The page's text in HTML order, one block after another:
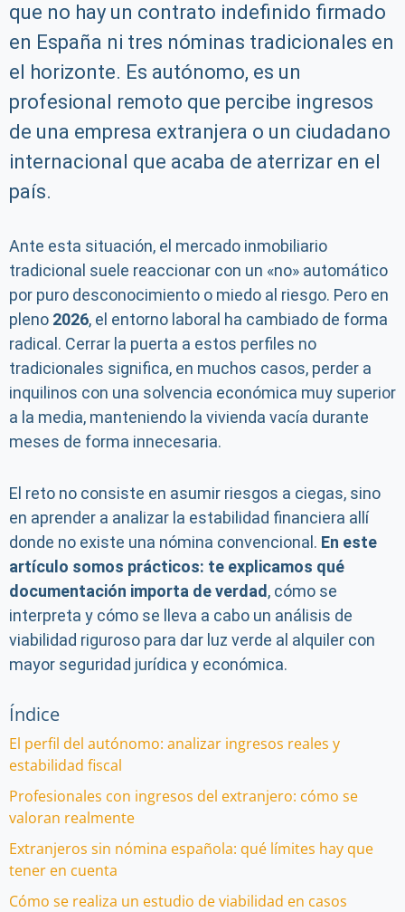
que no hay un contrato indefinido firmado
en España ni tres nóminas tradicionales en
el horizonte. Es autónomo, es un
profesional remoto que percibe ingresos
de una empresa extranjera o un ciudadano
internacional que acaba de aterrizar en el
país.
Ante esta situación, el mercado inmobiliario
tradicional suele reaccionar con un «no» automático
por puro desconocimiento o miedo al riesgo. Pero en
pleno 2026, el entorno laboral ha cambiado de forma
radical. Cerrar la puerta a estos perfiles no
tradicionales significa, en muchos casos, perder a
inquilinos con una solvencia económica muy superior
a la media, manteniendo la vivienda vacía durante
meses de forma innecesaria.
El reto no consiste en asumir riesgos a ciegas, sino
en aprender a analizar la estabilidad financiera allí
donde no existe una nómina convencional. En este
artículo somos prácticos: te explicamos qué
documentación importa de verdad , cómo se
interpreta y cómo se lleva a cabo un análisis de
viabilidad riguroso para dar luz verde al alquiler con
mayor seguridad jurídica y económica.
Índice
El perfil del autónomo: analizar ingresos reales y
estabilidad fiscal
Profesionales con ingresos del extranjero: cómo se
valoran realmente
Extranjeros sin nómina española: qué límites hay que
tener en cuenta
Cómo se realiza un estudio de viabilidad en casos